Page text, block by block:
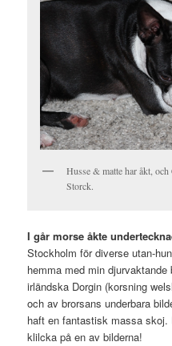
Husse & matte har åkt,
Storck.
I går morse åkte
Stockholm för diverse utan-
hemma med min
irländska Dorgin (korsning
och av brorsans underbara
haft en fantastisk massa skoj.
klilcka på en av bilderna!